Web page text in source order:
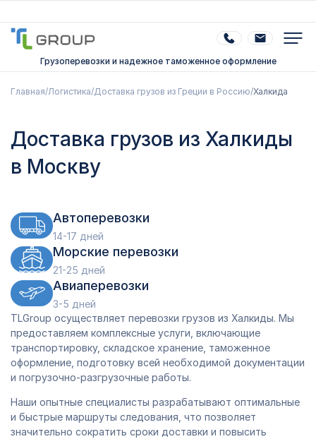
Грузоперевозки и надежное таможенное оформление
Главная/Логистика/Доставка грузов из Греции в Россию/Халкида
Доставка грузов из Халкиды
в Москву
Автоперевозки
14-17 дней
Морские перевозки
21-25 дней
Авиаперевозки
3-5 дней
TLGroup осуществляет перевозки грузов из Халкиды. Мы
предоставляем комплексные услуги, включающие
транспортировку, складское хранение, таможенное
оформление, подготовку всей необходимой документации
и погрузочно-разгрузочные работы.
Наши опытные специалисты разрабатывают оптимальные
и быстрые маршруты следования, что позволяет
значительно сократить сроки доставки и повысить